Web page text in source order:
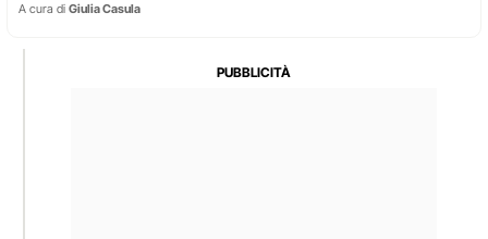
A cura di Giulia Casula